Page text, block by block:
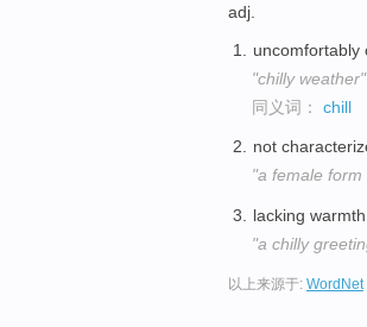
adj.
uncomfortably
"chilly weather"
同义词： chill
not
"a female
lacking
"a chilly
以上来源于: WordNet